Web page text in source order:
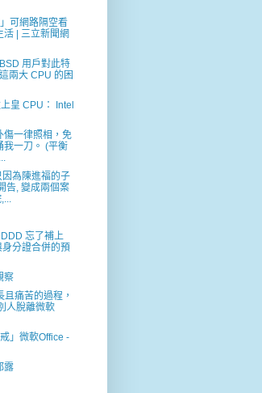
可網路隔空看
| 三立新聞網
用戶對此特
兩大 CPU 的困
皇 CPU： Intel
傷一律照相，免
我一刀。 (平衡
為陳進福的子
告, 變成兩個案
忘了補上
分證合併的預
察
痛苦的過程，
人脫離微軟
」微軟Office -
露